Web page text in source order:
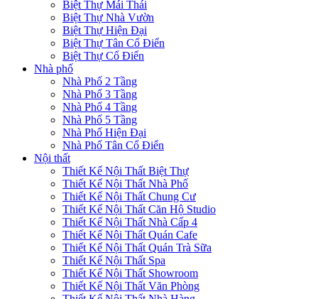
Biệt Thự Mái Thái
Biệt Thự Nhà Vườn
Biệt Thự Hiện Đại
Biệt Thự Tân Cổ Điển
Biệt Thự Cổ Điển
Nhà phố
Nhà Phố 2 Tầng
Nhà Phố 3 Tầng
Nhà Phố 4 Tầng
Nhà Phố 5 Tầng
Nhà Phố Hiện Đại
Nhà Phố Tân Cổ Điển
Nội thất
Thiết Kế Nội Thất Biệt Thự
Thiết Kế Nội Thất Nhà Phố
Thiết Kế Nội Thất Chung Cư
Thiết Kế Nội Thất Căn Hộ Studio
Thiết Kế Nội Thất Nhà Cấp 4
Thiết Kế Nội Thất Quán Cafe
Thiết Kế Nội Thất Quán Trà Sữa
Thiết Kế Nội Thất Spa
Thiết Kế Nội Thất Showroom
Thiết Kế Nội Thất Văn Phòng